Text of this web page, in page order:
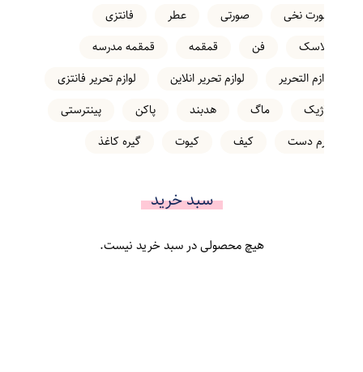
شورت نخی
صورتی عطر
فانتزی
فلاسک
فن قمقمه
قمقمه مدرسه
لوازم التحریر
لوازم تحریر انلاین
لوازم تحریر فانتزی
ماژیک
ماگ هدبند پاکن
پینترستی
کرم دست
کیف کیوت گیره کاغذ
سبد خرید
هیچ محصولی در سبد خرید نیست.